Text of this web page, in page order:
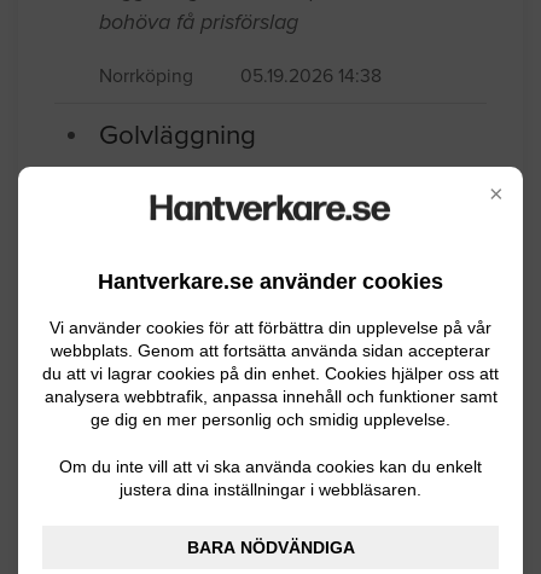
×
Hantverkare.se använder cookies
Vi använder cookies för att förbättra din upplevelse på vår
webbplats. Genom att fortsätta använda sidan accepterar
du att vi lagrar cookies på din enhet. Cookies hjälper oss att
analysera webbtrafik, anpassa innehåll och funktioner samt
ge dig en mer personlig och smidig upplevelse.
Om du inte vill att vi ska använda cookies kan du enkelt
justera dina inställningar i webbläsaren.
BARA NÖDVÄNDIGA
väggar lägenheten är på 23 kvm skulle
bohöva få prisförslag
Byta av golv i köket Vinylklick ligger
plattor där nu cirka 6 kvm
Norrköping 04.13.2026 08:20
Kostnad för Badrumsgolv inklusive
tätskikt och golvvärme?